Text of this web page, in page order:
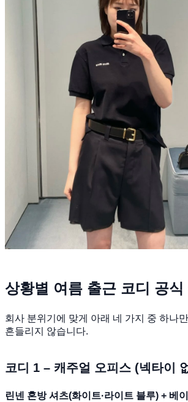
상황별 여름 출근 코디 공식
회사 분위기에 맞게 아래 네 가지 중 하나
흔들리지 않습니다.
코디 1 – 캐주얼 오피스 (넥타이
린넨 혼방 셔츠(화이트·라이트 블루) + 베